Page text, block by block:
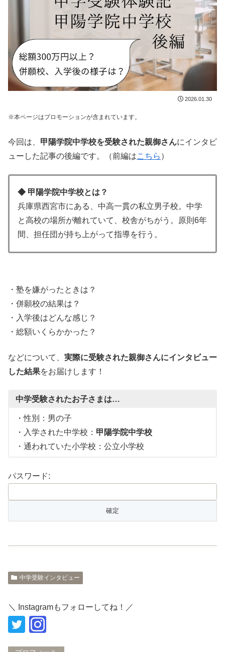
2026.01.30
※本ページはプロモーションが含まれています。
今回は、 甲陽学院中学校を受験された親御さんにインタビ
ューした記事の後編です。（前編はこちら ）
◆ 甲陽学院中学校とは？
兵庫県西宮市にある、中高一貫の私立男子校。中学
と高校の場所が離れていて、校舎がちがう。原則6年
間、担任団が持ち上がって指導を行う。
・塾を嫌がったときは？
・併願校の結果は？
・入学後はどんな感じ？
・総額いくらかかった？
などについて、 実際に受験された親御さんにインタビュー
した結果をお届けします！
中学受験されたお子さまは…
・性別：男の子
・入学された中学校： 甲陽学院中学校
・通われていた小学校：公立小学校
パスワード:
中学受験インタビュー
＼ Instagramもフォローしてね！／